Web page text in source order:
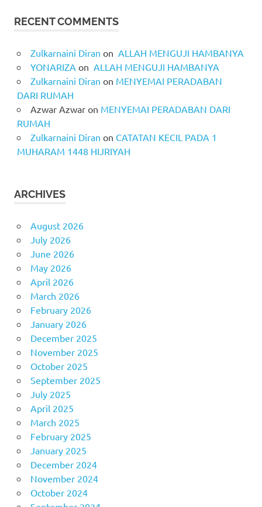
RECENT COMMENTS
Zulkarnaini Diran on ALLAH MENGUJI HAMBANYA
YONARIZA on ALLAH MENGUJI HAMBANYA
Zulkarnaini Diran on MENYEMAI PERADABAN
DARI RUMAH
Azwar Azwaron MENYEMAI PERADABAN DARI
RUMAH
Zulkarnaini Diran on CATATAN KECIL PADA 1
MUHARAM 1448 HIJRIYAH
ARCHIVES
August 2026
July 2026
June 2026
May 2026
April 2026
March 2026
February 2026
January 2026
December 2025
November 2025
October 2025
September 2025
July 2025
April 2025
March 2025
February 2025
January 2025
December 2024
November 2024
October 2024